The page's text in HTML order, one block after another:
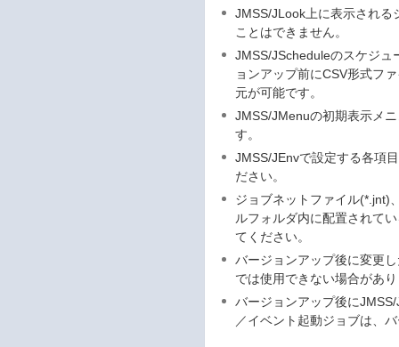
JMSS/JLook上に表示される
ことはできません。
JMSS/JScheduleのスケジュ
ョンアップ前にCSV形式フ
元が可能です。
JMSS/JMenuの初期表示メ
す。
JMSS/JEnvで設定する各項
ださい。
ジョブネットファイル(*.jnt)
ルフォルダ内に配置されて
てください。
バージョンアップ後に変更
では使用できない場合があ
バージョンアップ後に
／イベント起動ジョブは、